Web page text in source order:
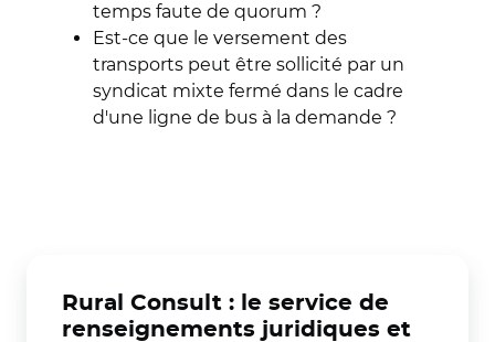
temps faute de quorum ?
Est-ce que le versement des
transports peut être sollicité par un
syndicat mixte fermé dans le cadre
d'une ligne de bus à la demande ?
Rural Consult : le service de
renseignements juridiques et